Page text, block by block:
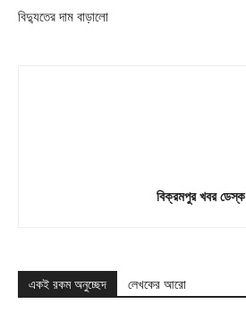
বিদ্যুতের দাম বাড়ালো
বিক্রমপুর খবর ডেস্ক
একই রকম অনুচ্ছেদ লেখকের আরো